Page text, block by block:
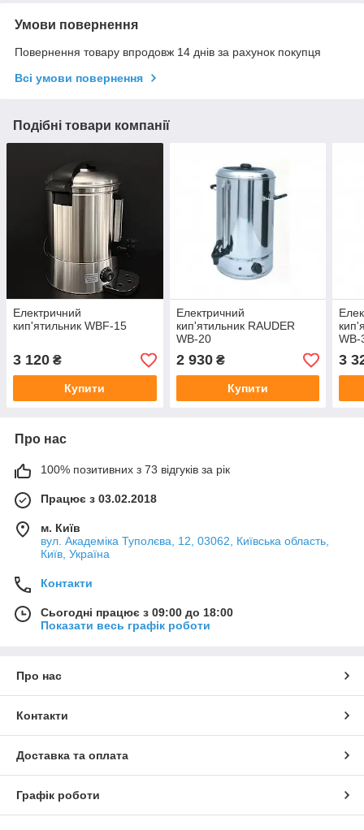
Умови повернення
Повернення товару впродовж 14 днів за рахунок покупця
Всі умови повернення
Подібні товари компанії
Електричний
кип'ятильник WBF-15
3 120 ₴
Купити
Електричний
кип'ятильник RAUDER
WB-20
2 930₴
Купити
WB-
3
Про нас
100% позитивних з 73 відгуків за рік
Працює з 03.02.2018
м. Київ
вул. Академіка Туполєва, 12, 03062, Київська область,
Київ, Україна
Контакти
Сьогодні працює з 09:00 до 18:00
Показати весь графік роботи
Про нас
Контакти
Доставка та оплата
Графік роботи